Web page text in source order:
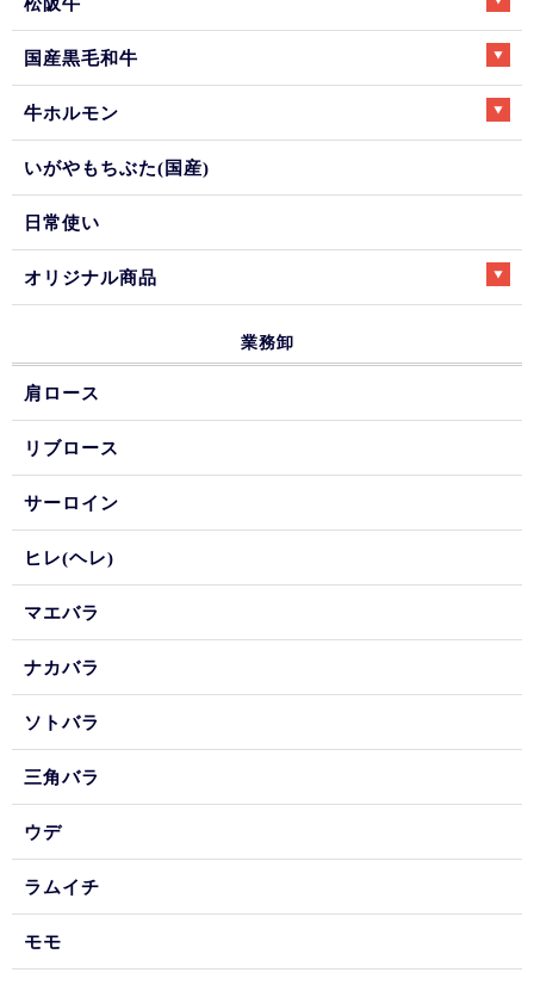
国産黒毛和牛
牛ホルモン
いがやもちぶた(国産)
日常使い
オリジナル商品
業務卸
肩ロース
リブロース
サーロイン
ヒレ(ヘレ)
マエバラ
ナカバラ
ソトバラ
三角バラ
ウデ
ラムイチ
モモ